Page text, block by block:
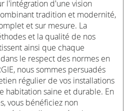
l'intégration d'une vision
tradition et modernité,
et sur mesure. La
et la qualité de nos
ainsi que chaque
le respect des normes en
nous sommes persuadés
régulier de vos installations
habitation saine et durable. En
vous bénéficiez non